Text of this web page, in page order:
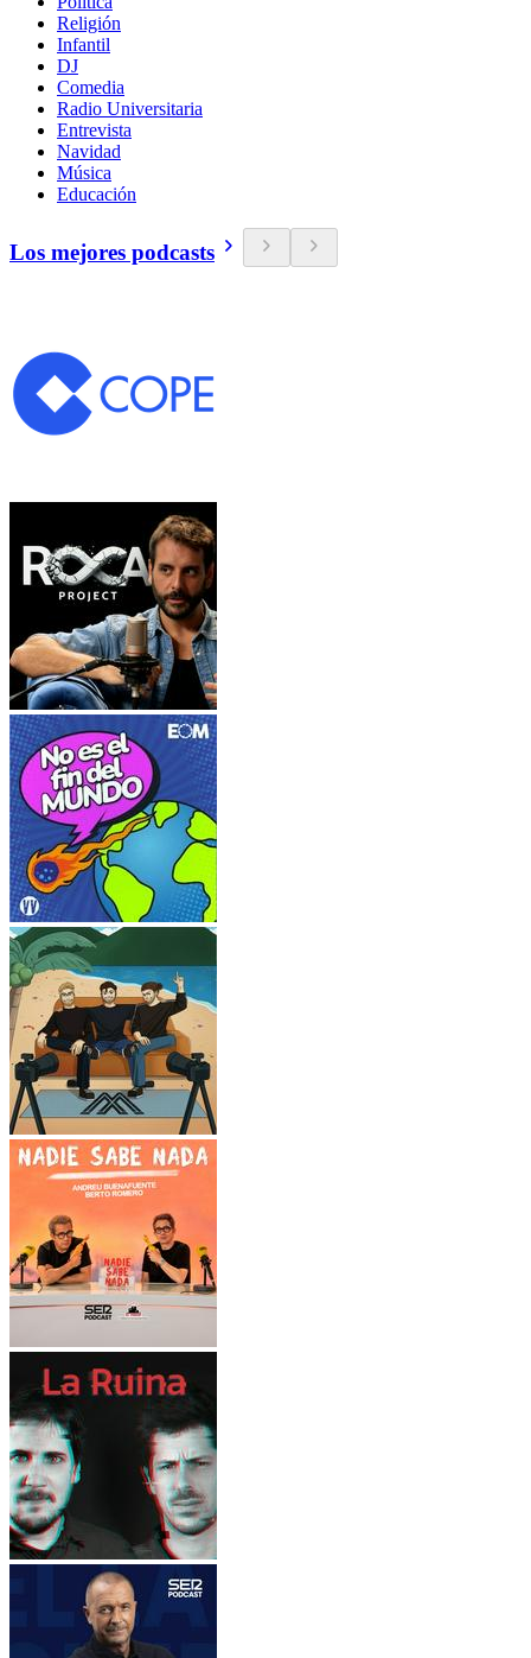
Religión
Infantil
DJ
Comedia
Radio Universitaria
Entrevista
Navidad
Música
Educación
Los mejores podcasts